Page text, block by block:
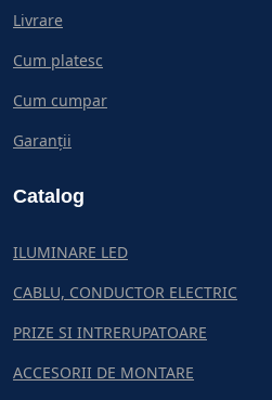
Livrare
Cum platesc
Cum cumpar
Garanții
Catalog
ILUMINARE LED
CABLU, CONDUCTOR ELECTRIC
PRIZE SI INTRERUPATOARE
ACCESORII DE MONTARE